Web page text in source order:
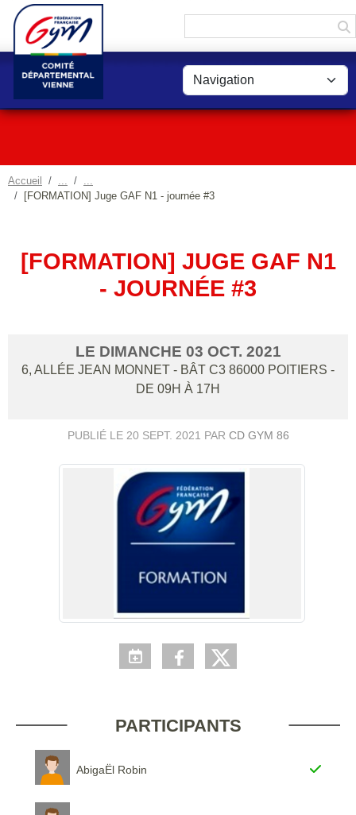
Accueil
[FORMATION] Juge GAF N1 - journée #3
[FORMATION] JUGE GAF N1
- JOURNÉE #3
LE DIMANCHE 03 OCT. 2021
6, ALLÉE JEAN MONNET - BÂT C3 86000 POITIERS -
DE 09H À 17H
PUBLIÉ LE 20 SEPT. 2021 PAR CD GYM 86
PARTICIPANTS
AbigaËl Robin
Panneau de gestion des cookies